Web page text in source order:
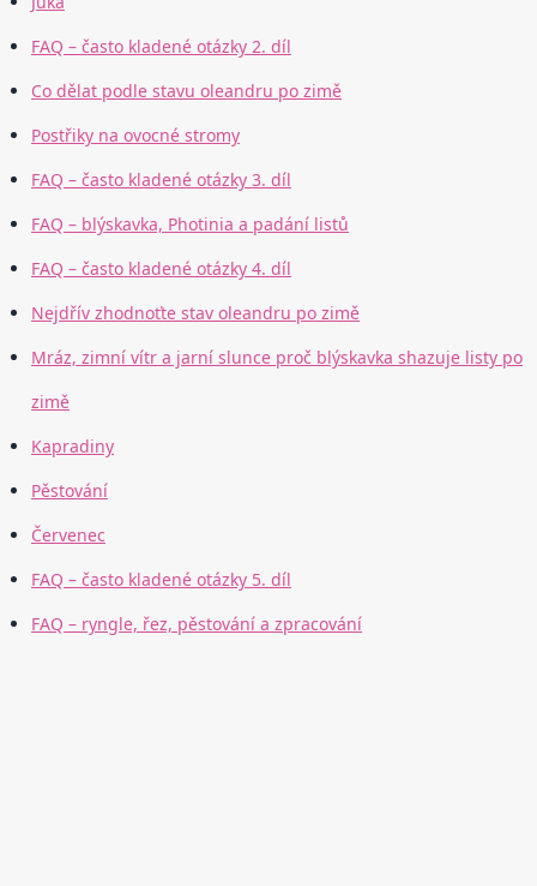
FAQ – často kladené otázky 2. díl
Co dělat podle stavu oleandru po zimě
Postřiky na ovocné stromy
FAQ – často kladené otázky 3. díl
FAQ – blýskavka, Photinia a padání listů
FAQ – často kladené otázky 4. díl
Nejdřív zhodnoťte stav oleandru po zimě
Mráz, zimní vítr a jarní slunce proč blýskavka shazuje listy po
zimě
Kapradiny
Pěstování
Červenec
FAQ – často kladené otázky 5. díl
FAQ – ryngle, řez, pěstování a zpracování